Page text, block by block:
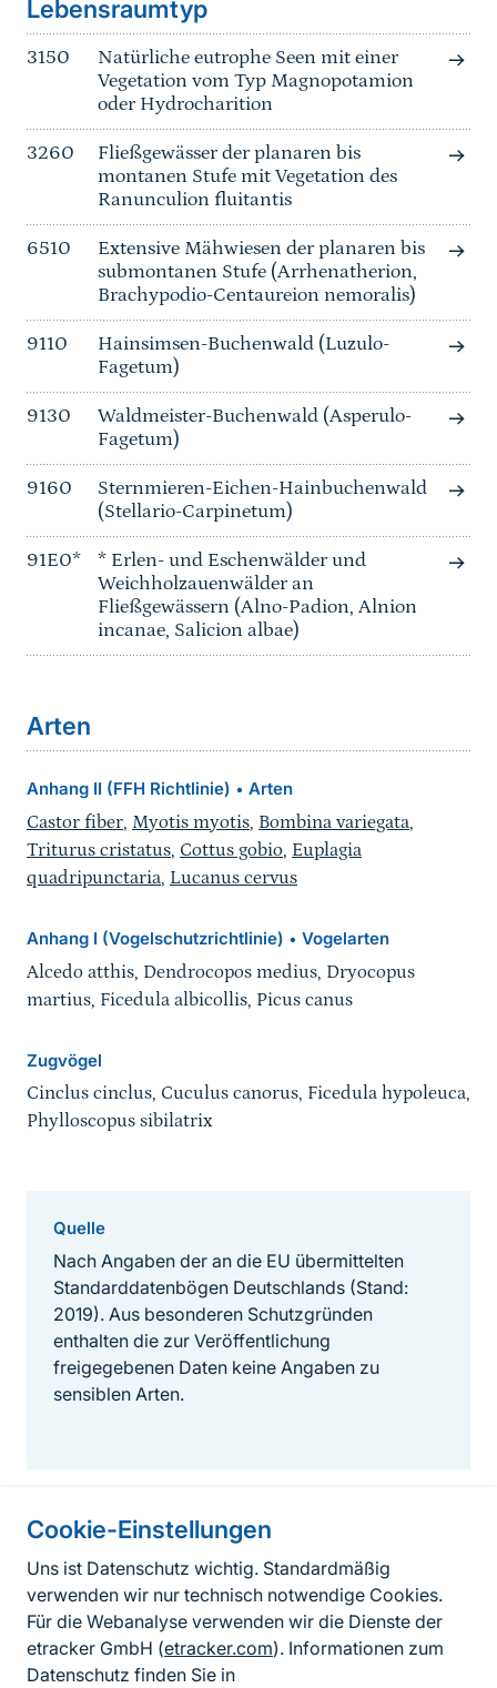
Cookie-Einstellungen
Uns ist Datenschutz wichtig. Standardmäßig
verwenden wir nur technisch notwendige Cookies.
Für die Webanalyse verwenden wir die Dienste der
etracker GmbH (etracker.com). Informationen zum
Datenschutz finden Sie in
Lebensraumtyp
3150
Natürliche eutrophe Seen mit einer
Vegetation vom Typ Magnopotamion
oder Hydrocharition
3260
Fließgewässer der planaren bis
montanen Stufe mit Vegetation des
Ranunculion fluitantis
6510
Extensive Mähwiesen der planaren bis
submontanen Stufe (Arrhenatherion,
Brachypodio-Centaureion nemoralis)
9110
Hainsimsen-Buchenwald (Luzulo-
Fagetum)
9130
Waldmeister-Buchenwald (Asperulo-
Fagetum)
9160
Sternmieren-Eichen-Hainbuchenwald
(Stellario-Carpinetum)
91E0*
* Erlen- und Eschenwälder und
Weichholzauenwälder an
Fließgewässern (Alno-Padion, Alnion
incanae, Salicion albae)
Arten
Anhang II (FFH Richtlinie) • Arten
Castor fiber, Myotis myotis, Bombina variegata,
Triturus cristatus, Cottus gobio, Euplagia
quadripunctaria, Lucanus cervus
Anhang I (Vogelschutzrichtlinie) • Vogelarten
Alcedo atthis, Dendrocopos medius, Dryocopus
martius, Ficedula albicollis, Picus canus
Zugvögel
Cinclus cinclus, Cuculus canorus, Ficedula hypoleuca,
Phylloscopus sibilatrix
Quelle
Nach Angaben der an die EU übermittelten
Standarddatenbögen Deutschlands (Stand:
2019). Aus besonderen Schutzgründen
enthalten die zur Veröffentlichung
freigegebenen Daten keine Angaben zu
sensiblen Arten.
Informationen zur Seite
FußzeileKontakt zum BfN
Kontaktformular